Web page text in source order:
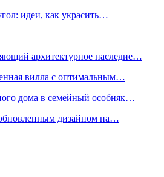
идеи, как украсить…
архитектурное наследие…
вилла с оптимальным…
дома в семейный особняк…
дизайном на…